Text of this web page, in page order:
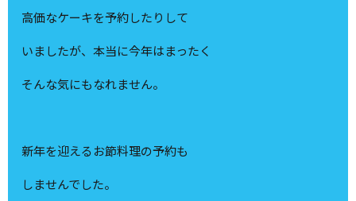
高価なケーキを予約したりして
いましたが、本当に今年はまったく
そんな気にもなれません。
新年を迎えるお節料理の予約も
しませんでした。